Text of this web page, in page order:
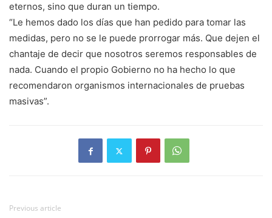
eternos, sino que duran un tiempo.
“Le hemos dado los días que han pedido para tomar las
medidas, pero no se le puede prorrogar más. Que dejen el
chantaje de decir que nosotros seremos responsables de
nada. Cuando el propio Gobierno no ha hecho lo que
recomendaron organismos internacionales de pruebas
masivas”.
Previous article